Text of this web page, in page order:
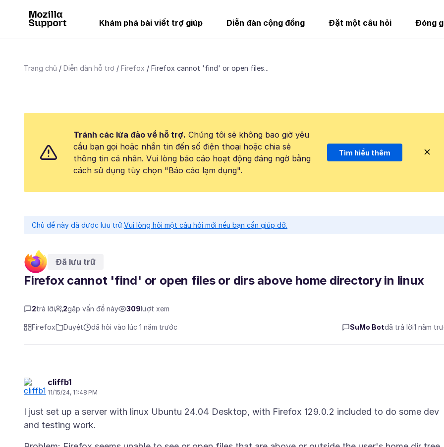
Khám phá bài viết trợ giúp Diễn đàn cộng đồng Đặt một câu hỏi Đóng
Trang chủ Diễn đàn hỗ trợ Firefox Firefox cannot 'find' or open files...
Tránh các lừa đảo về hỗ trợ. Chúng tôi sẽ không bao giờ yêu
cầu bạn gọi hoặc nhắn tin đến số điện thoại hoặc chia sẻ
thông tin cá nhân. Vui lòng báo cáo hoạt động đáng ngờ bằng
cách sử dụng tùy chọn "Báo cáo lạm dụng".
Tìm hiểu thêm
Chủ đề này đã được lưu trữ.Vui lòng hỏi một câu hỏi mới nếu bạn cần giúp đỡ.
Đã lưu trữ
Firefox cannot 'find' or open files or dirs above home directory in linux
2trả lời 2gặp vấn đề này 309 lượt xem
Firefox Duyệt đã hỏi vào lúc 1 năm trước SuMo Botđã trả lời1 năm
cliffb1
11/15/24, 11:48 PM
I just set up a server with linux Ubuntu 24.04 Desktop, with Firefox 129.0.2 included to do some dev